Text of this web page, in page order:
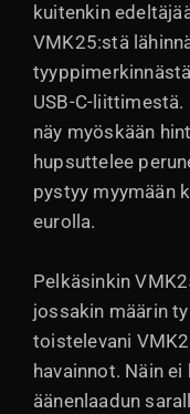
kuitenkin
VMK25:stä
USB-C-
näy myöskään
hupsuttelee
pystyy myymään
eurolla.
Pelkäsinkin
jossakin määrin
toistelevani
havainnot. Näin
äänenlaadun